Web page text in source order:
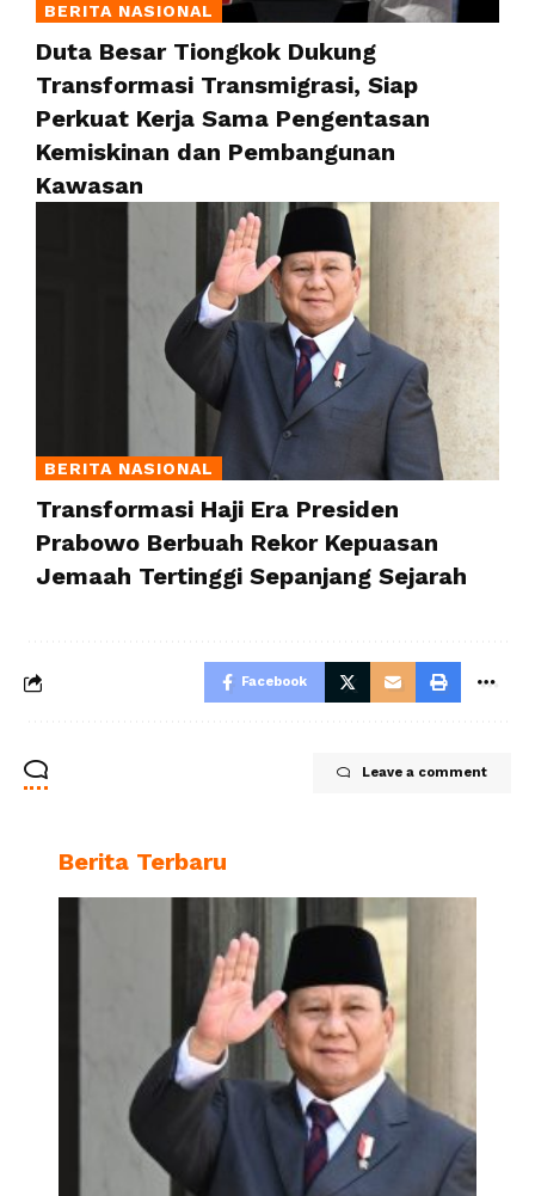
BERITA NASIONAL
Duta Besar Tiongkok Dukung
Transformasi Transmigrasi, Siap
Perkuat Kerja Sama Pengentasan
Kemiskinan dan Pembangunan
Kawasan
BERITA NASIONAL
Transformasi Haji Era Presiden
Prabowo Berbuah Rekor Kepuasan
Jemaah Tertinggi Sepanjang Sejarah
Facebook
Leave a comment
Berita Terbaru